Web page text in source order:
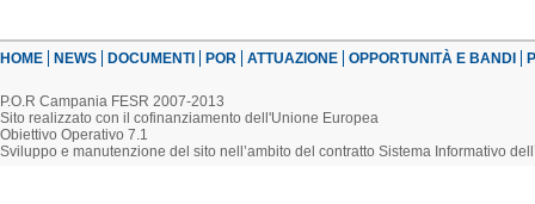
HOME NEWS DOCUMENTI POR ATTUAZIONE OPPORTUNITÀ E BANDI
P.O.R Campania FESR 2007-2013
Sito realizzato con il cofinanziamento dell'Unione Europea
Obiettivo Operativo 7.1
Sviluppo e manutenzione del sito nell’ambito del contratto Sistema Informativo